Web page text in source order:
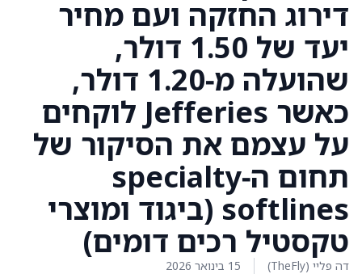
דירוג החזקה ועם מחיר
יעד של 1.50 דולר,
שהועלה מ‑1.20 דולר,
כאשר Jefferies לוקחים
על עצמם את הסיקור של
תחום ה‑specialty
softlines (ביגוד ומוצרי
טקסטיל רכים דומים)
דה פליי (TheFly) 15 בינואר 2026